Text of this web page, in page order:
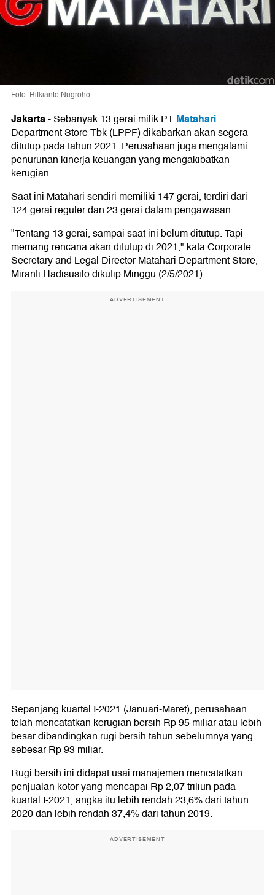
Foto: Rifkianto Nugroho
Jakarta-Sebanyak 13 gerai milik PTMatahari
Department Store Tbk (LPPF) dikabarkan akan segera
ditutup pada tahun 2021. Perusahaan juga mengalami
penurunan kinerja keuangan yang mengakibatkan
kerugian.
Saat ini Matahari sendiri memiliki 147 gerai, terdiri dari
124 gerai reguler dan 23 gerai dalam pengawasan.
"Tentang 13 gerai, sampai saat ini belum ditutup. Tapi
memang rencana akan ditutup di 2021," kata Corporate
Secretary and Legal Director Matahari Department Store,
Miranti Hadisusilo dikutip Minggu (2/5/2021).
ADVERTISEMENT
Sepanjang kuartal I-2021 (Januari-Maret), perusahaan
telah mencatatkan kerugian bersih Rp 95 miliar atau lebih
besar dibandingkan rugi bersih tahun sebelumnya yang
sebesar Rp 93 miliar.
Rugi bersih ini didapat usai manajemen mencatatkan
penjualan kotor yang mencapai Rp 2,07 triliun pada
kuartal I-2021, angka itu lebih rendah 23,6% dari tahun
2020 dan lebih rendah 37,4% dari tahun 2019.
ADVERTISEMENT